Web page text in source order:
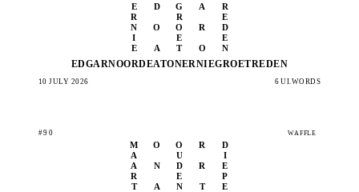
E D G A
R
R
R
E
N
O O R
D
I
E
E
E
A T O N
EDGARNOORDEATONERNIEGROETREDEN
10 JULY 2026 6 UI.WORDS
#90 WAFFLE
M O O R
D
A
U
I
A
N D R
E
R
E
P
T
A N T E